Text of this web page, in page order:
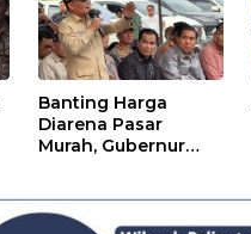
Banting Harga
Diarena Pasar
Murah, Gubernur